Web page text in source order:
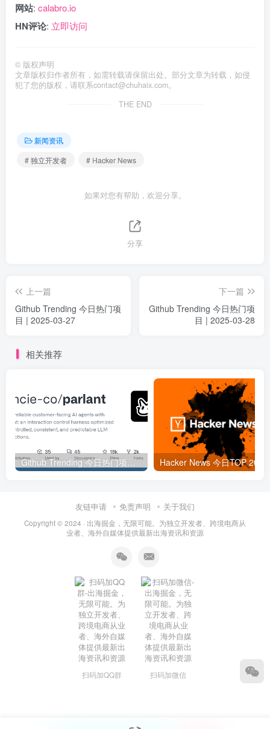
网站: calabro.io
HN评论: 立即访问
© 版权声明
文章版权归作者所有，如需转载请保留出处。部分文章为转载，如侵
犯了您的版权，请联系contact@chuhaix.com。
THE END
新闻资讯
# 独立开发者
# Hacker News
如果对您有帮助，欢迎分享。
分享
上一篇
Github Trending 今日热门项
目 | 2025-03-27
下一篇
Github Trending 今日热门项
目 | 2025-03-28
相关推荐
Github Trending 今日热门项目 | 2025-09-06
友链申请 免责声明 关于我们
Copyright © 2024 · 出海掘金，无限可能。为独立开发者、跨境电商从
业者、海外自媒体提供最新出海资讯和资源
扫码加QQ群 扫码加微信